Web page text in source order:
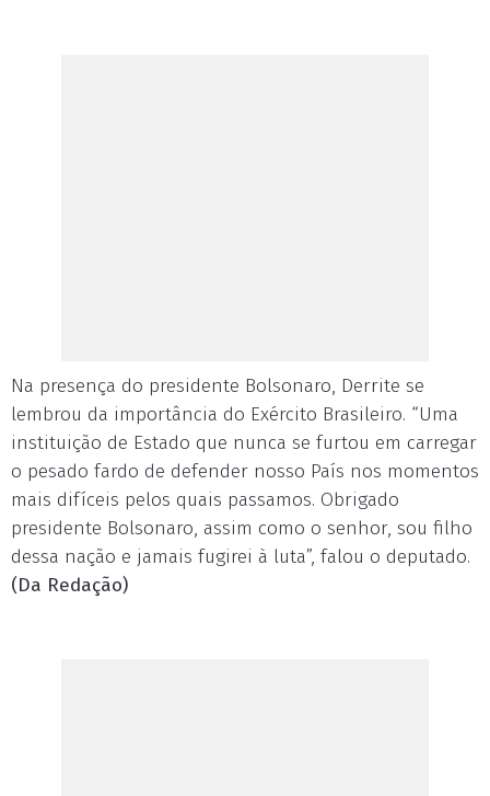
Na presença do presidente Bolsonaro, Derrite se
lembrou da importância do Exército Brasileiro. “Uma
instituição de Estado que nunca se furtou em carregar
o pesado fardo de defender nosso País nos momentos
mais difíceis pelos quais passamos. Obrigado
presidente Bolsonaro, assim como o senhor, sou filho
dessa nação e jamais fugirei à luta”, falou o deputado.
(Da Redação)